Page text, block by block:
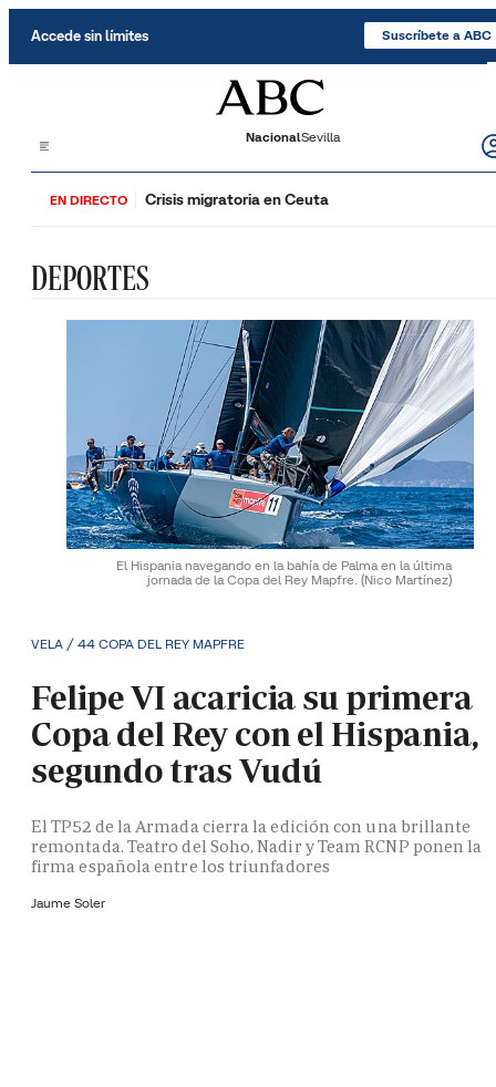
Accede sin límites Suscríbete a ABC
NacionalSevilla
EN DIRECTO Crisis migratoria en Ceuta
DEPORTES
El Hispania navegando en la bahía de Palma en la última
jornada de la Copa del Rey Mapfre. (Nico Martínez)
VELA / 44 COPA DEL REY MAPFRE
Felipe VI acaricia su primera
Copa del Rey con el Hispania,
segundo tras Vudú
El TP52 de la Armada cierra la edición con una brillante
remontada. Teatro del Soho, Nadir y Team RCNP ponen la
firma española entre los triunfadores
Jaume Soler